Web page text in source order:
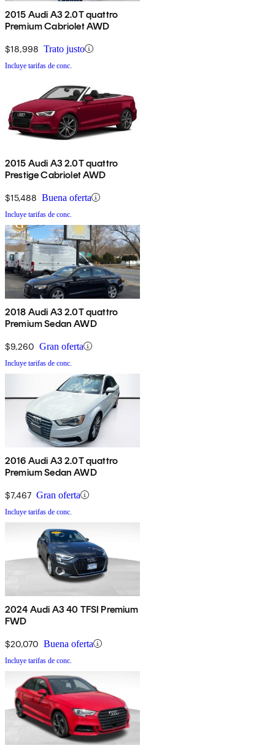
2015 Audi A3 2.0T quattro
Premium Cabriolet AWD
$18,998 Trato justo
Incluye tarifas de conc.
2015 Audi A3 2.0T quattro
Prestige Cabriolet AWD
$15,488 Buena oferta
Incluye tarifas de conc.
2018 Audi A3 2.0T quattro
Premium Sedan AWD
$9,260 Gran oferta
Incluye tarifas de conc.
2016 Audi A3 2.0T quattro
Premium Sedan AWD
$7,467 Gran oferta
Incluye tarifas de conc.
2024 Audi A3 40 TFSI Premium
FWD
$20,070 Buena oferta
Incluye tarifas de conc.